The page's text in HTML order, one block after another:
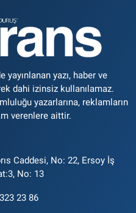
yazı, haber ve
dahi izinsiz kullanılamaz.
yazarlarına, reklamların
verenlere aittir.
Caddesi, No: 22, Ersoy İş
No: 13
23 86